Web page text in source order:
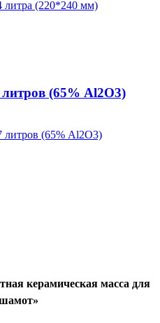
(65% Al2O3)
керамическая масса для